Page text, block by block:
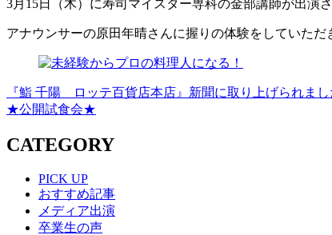
3月15日（木）に寿司マイスター専科の金部講師が出演
アナウンサーの原田年晴さんに握りの体験をしていただ
『鮨 千陽 ロッテ百貨店本店』新聞に取り上げられまし
★公開試食会★
CATEGORY
PICK UP
おすすめ記事
メディア出演
卒業生の声